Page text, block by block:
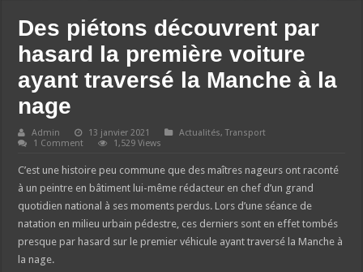
Des piétons découvrent par
hasard la première voiture
ayant traversé la Manche à la
nage
Admin 13 janvier 2021 Actualités,Transport
1 Comment
1,529 Views
C’est une histoire peu commune que des maîtres nageurs ont raconté
à un peintre en bâtiment lui-même rédacteur en chef d’un grand
quotidien national à ses moments perdus. Lors d’une séance de
natation en milieu urbain pédestre, ces derniers sont en effet tombés
presque par hasard sur le premier véhicule ayant traversé la Manche à
la nage.